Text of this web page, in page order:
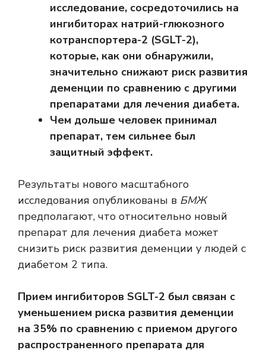
исследование, сосредоточились на
ингибиторах натрий-глюкозного
котранспортера-2 (SGLT-2),
которые, как они обнаружили,
значительно снижают риск развития
деменции по сравнению с другими
препаратами для лечения диабета.
Чем дольше человек принимал
препарат, тем сильнее был
защитный эффект.
Результаты нового масштабного
исследования опубликованы в БМЖ
предполагают, что относительно новый
препарат для лечения диабета может
снизить риск развития деменции у людей с
диабетом 2 типа.
Прием ингибиторов SGLT-2 был связан с
уменьшением риска развития деменции
на 35% по сравнению с приемом другого
распространенного препарата для